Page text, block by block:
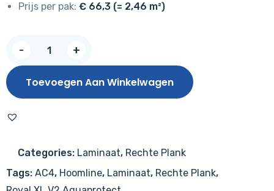
Prijs per pak: € 66,3 (= 2,46 m²)
-
XL
V2
Ararat
aantal
+
Toevoegen Aan Winkelwagen
Categories: Laminaat, Rechte Plank
Tags: AC4, Hoomline, Laminaat, Rechte Plank,